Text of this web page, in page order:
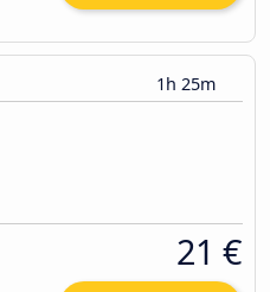
1h 25m
21 €